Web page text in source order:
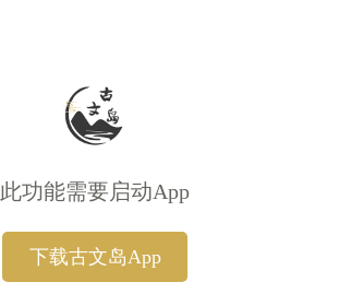
此功能需要启动App
下载古文岛App